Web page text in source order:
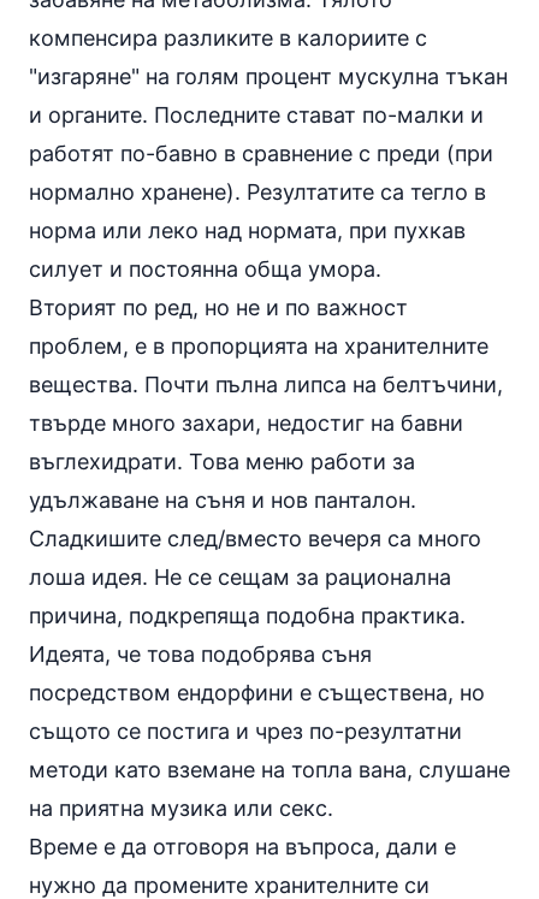
компенсира разликите в калориите с
"изгаряне" на голям процент мускулна тъкан
и органите. Последните стават по-малки и
работят по-бавно в сравнение с преди (при
нормално хранене). Резултатите са тегло в
норма или леко над нормата, при пухкав
силует и постоянна обща умора.
Вторият по ред, но не и по важност
проблем, е в пропорцията на хранителните
вещества. Почти пълна липса на белтъчини,
твърде много захари, недостиг на бавни
въглехидрати. Това меню работи за
удължаване на съня и нов панталон.
Сладкишите след/вместо вечеря са много
лоша идея. Не се сещам за рационална
причина, подкрепяща подобна практика.
Идеята, че това подобрява съня
посредством ендорфини е съществена, но
същото се постига и чрез по-резултатни
методи като вземане на топла вана, слушане
на приятна музика или секс.
Време е да отговоря на въпроса, дали е
нужно да промените хранителните си